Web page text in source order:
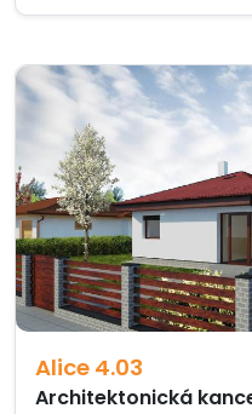
Alice 4.03
Architektonická